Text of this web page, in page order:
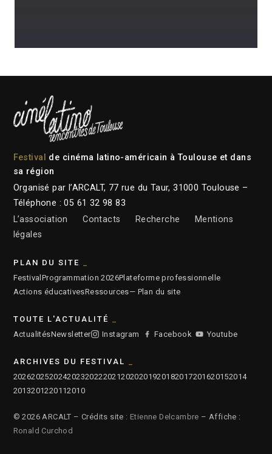
Festival
de cinéma latino-américain à Toulouse et dans
sa région
Organisé par l’ARCALT, 77 rue du Taur, 31000 Toulouse –
Téléphone : 05 61 32 98 83
L’association
Contacts Recherche
Mentions
légales
PLAN DU SITE
Festival Programmation 2026Plateforme professionnelle
Actions éducativesRessources— Plan du site
TOUTE L'ACTUALITÉ
ActualitésNewsletter Instagram Facebook Youtube
ARCHIVES DU FESTIVAL
2026202520242023202220212020201920182017201620152014
2013201220112010
© 2026 ARCALT – Crédits site : Etienne Delcambre – Affiche :
Ronald Curchod